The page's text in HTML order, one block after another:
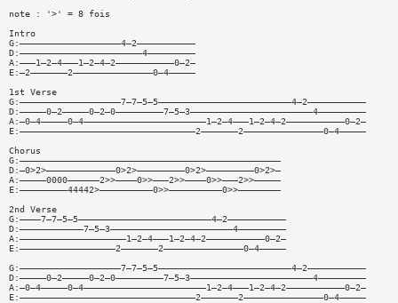
note : '>' = 8 fois
Intro
G:———————————————————4—2———————————
D:———————————————————————4—————————
A:———1—2—4———1—2—4—2———————————0—2—
E:—2———————2———————————————0—4—————
1st Verse
G:———————————————————7—7—5—5—————————————————————————4—2———————————
D:—————0—2—————0—2—0—————————7—5—3———————————————————————4—————————
A:—0—4—————0—4———————————————————————1—2—4———1—2—4—2———————————0—2—
E:—————————————————————————————————2———————2———————————————0—4—————
Chorus
G:—————————————————————————————————————————————————
D:—0>2>—————————————0>2>—————————0>2>—————————0>2>—
A:—————0000——————2>>————0>>———2>>————0>>———2>>—————
E:—————————44442>——————————0>>——————————0>>————————
2nd Verse
G:————7—7—5—5—————————————————————————4—2———————————
D:————————————7—5—3———————————————————————4—————————
A:————————————————————1—2—4———1—2—4—2———————————0—2—
E:——————————————————2———————2———————————————0—4—————
G:———————————————————7—7—5—5—————————————————————————4—2———————————
D:—————0—2—————0—2—0—————————7—5—3———————————————————————4—————————
A:—0—4—————0—4———————————————————————1—2—4———1—2—4—2———————————0—2—
E:—————————————————————————————————2———————2———————————————0—4—————